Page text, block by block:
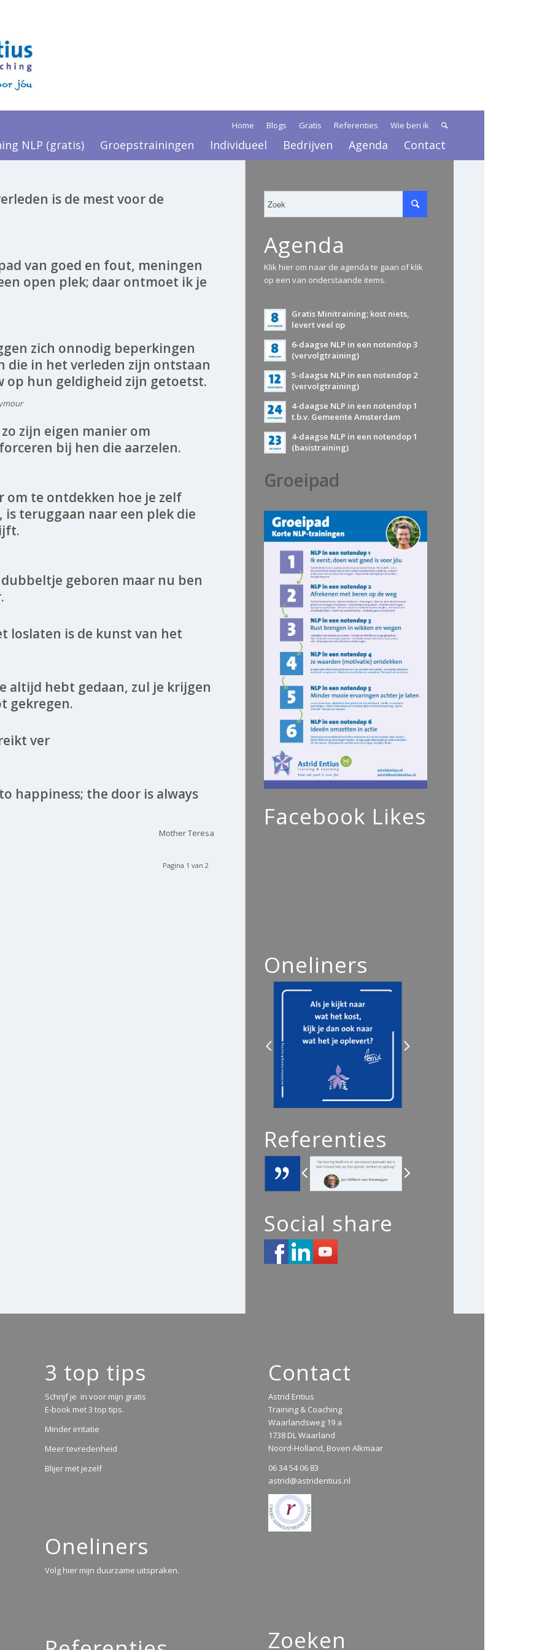
Home Blogs Gratis Referenties Wie ben ik
NLP (gratis) Groepstrainingen Individueel Bedrijven Agenda Contact
is de mest voor de
van goed en fout, meningen
open plek; daar ontmoet ik je
zich onnodig beperkingen
die in het verleden zijn ontstaan
op hun geldigheid zijn getoetst.
zijn eigen manier om
bij hen die aarzelen.
om te ontdekken hoe je zelf
teruggaan naar een plek die
geboren maar nu ben
loslaten is de kunst van het
altijd hebt gedaan, zul je krijgen
gekregen.
ver
happiness; the door is always
Mother Teresa
Pagina 1 van 2
Agenda
Klik hier om naar de agenda te gaan of klik
op een van onderstaande items.
Gratis Minitraining; kost niets,
levert veel op
6-daagse NLP in een notendop 3
(vervolgtraining)
5-daagse NLP in een notendop 2
(vervolgtraining)
4-daagse NLP in een notendop 1
t.b.v. Gemeente Amsterdam
4-daagse NLP in een notendop 1
(basistraining)
Groeipad
Facebook Likes
Oneliners
Referenties
Social share
3 top tips
Schrijf je in voor mijn gratis
E-book met 3 top tips.
Minder irritatie
Meer tevredenheid
Blijer met jezelf
Oneliners
Volg hier mijn duurzame uitspraken.
Contact
Astrid Entius
Training & Coaching
Waarlandsweg 19 a
1738 DL Waarland
Noord-Holland, Boven Alkmaar
06 34 54 06 83
astrid@astridentius.nl
Zoeken